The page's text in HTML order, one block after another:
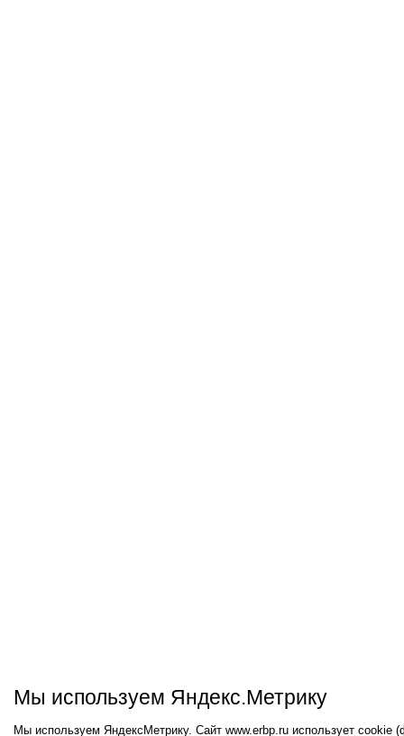
Мы используем Яндекс.Метрику
Мы используем ЯндексМетрику. Сайт www.erbp.ru использует